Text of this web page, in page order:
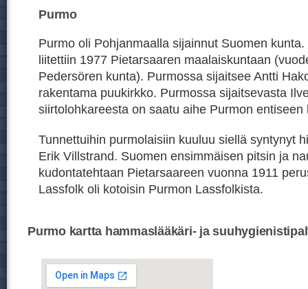
Purmo
Purmo oli Pohjanmaalla sijainnut Suomen
liitettiin 1977 Pietarsaaren maalaiskuntaan
Pedersören kunta). Purmossa sijaitsee Antti
rakentama puukirkko. Purmossa sijaitsevasta
siirtolohkareesta on saatu aihe Purmon
Tunnettuihin purmolaisiin kuuluu siellä syntynyt
Erik Villstrand. Suomen ensimmäisen pitsin ja
kudontatehtaan Pietarsaareen vuonna 1911
Lassfolk oli kotoisin Purmon Lassfolkista.
Purmo kartta hammaslääkäri- ja